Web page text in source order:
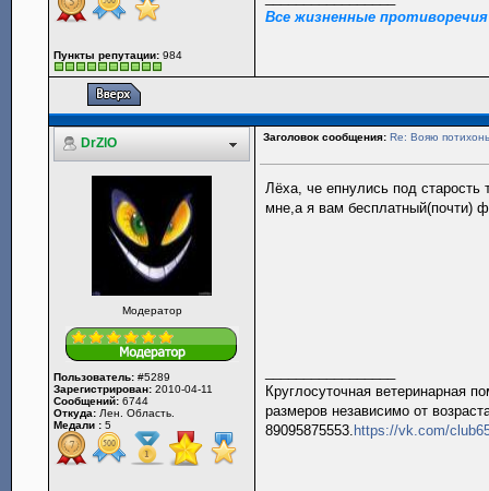
Пункты репутации: 984
Все жизненные
DrZlO Заголовок сообщения: Re: Вояю
Модератор
Пользователь: #5289
Зарегистрирован: 2010-04-11
Сообщений: 6744
Откуда: Лен. Область.
Медали : 5
Лёха, че епнулись под
мне,а я вам бесплатный(почти)
Круглосуточная ветеринарная
размеров независимо от
89095875553. https://vk.com/